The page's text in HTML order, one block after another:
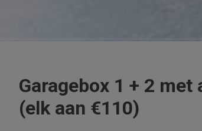
Garagebox 1 + 2
(elk aan €110)